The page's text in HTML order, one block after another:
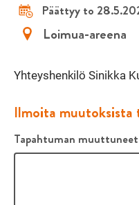
Päättyy to
Loimua-areena
Yhteyshenkilö Sinikka
Ilmoita muutoksista
Tapahtuman